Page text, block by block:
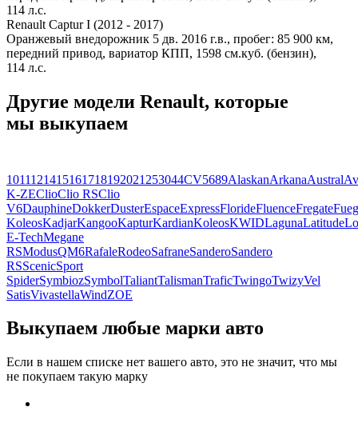
114 л.с.
Renault Captur I (2012 - 2017)
Оранжевый внедорожник 5 дв. 2016 г.в., пробег: 85 900 км,
передний привод, вариатор КПП, 1598 см.куб. (бензин),
114 л.с.
Другие модели Renault, которые
мы выкупаем
1011121415161718192021 253044CV5689AlaskanArkanaAustral
K-ZEClioClio RSClio
V6DauphineDokkerDusterEspaceExpressFlorideFluenceFregate
KoleosKadjarKangooKapturKardianKoleosKWIDLagunaLatitude
E-TechMegane
RSModusQM6RafaleRodeoSafraneSanderoSandero
RSScenicSport
SpiderSymbiozSymbolTaliantTalismanTraficTwingoTwizyVel
SatisVivastellaWindZOE
Выкупаем любые марки авто
Если в нашем списке нет вашего авто, это не значит, что мы
не покупаем такую марку